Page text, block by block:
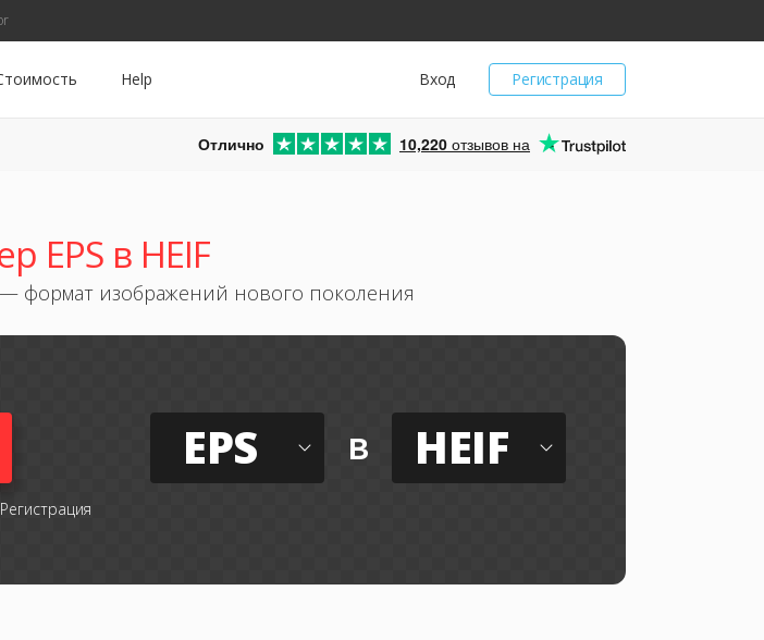
Регистрация
Вход
Help
Отлично 10,220 отзывов на
EPS в HEIF
формат изображений нового поколения
Регистрация
EPS в HEIF